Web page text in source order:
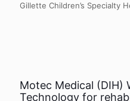
Gillette Children’s Specialty
Motec Medical (DIH)
Technology for